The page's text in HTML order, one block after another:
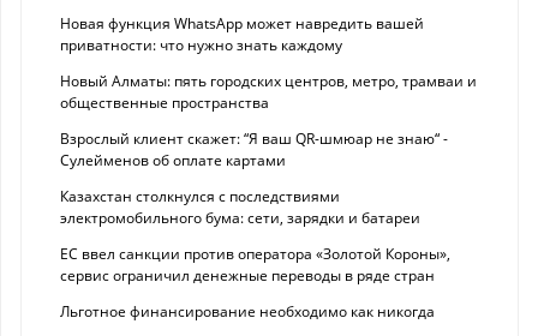
Новая функция WhatsApp может навредить вашей
приватности: что нужно знать каждому
Новый Алматы: пять городских центров, метро, трамваи и
общественные пространства
Взрослый клиент скажет: “Я ваш QR-шмюар не знаю“ -
Сулейменов об оплате картами
Казахстан столкнулся с последствиями
электромобильного бума: сети, зарядки и батареи
ЕС ввел санкции против оператора «Золотой Короны»,
сервис ограничил денежные переводы в ряде стран
Льготное финансирование необходимо как никогда